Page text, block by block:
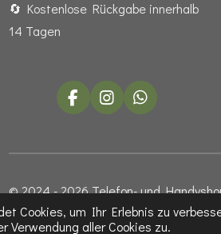
Cookies, um Ihr Erlebnis zu
Verwendung aller Cookies zu.
🔄 Kostenlose Rückgabe innerhalb
14 Tagen
F
a
e
o
k
I
n
t
r
a
m
W
h
t
p
p
© 2024 - 2026 Telefon- und